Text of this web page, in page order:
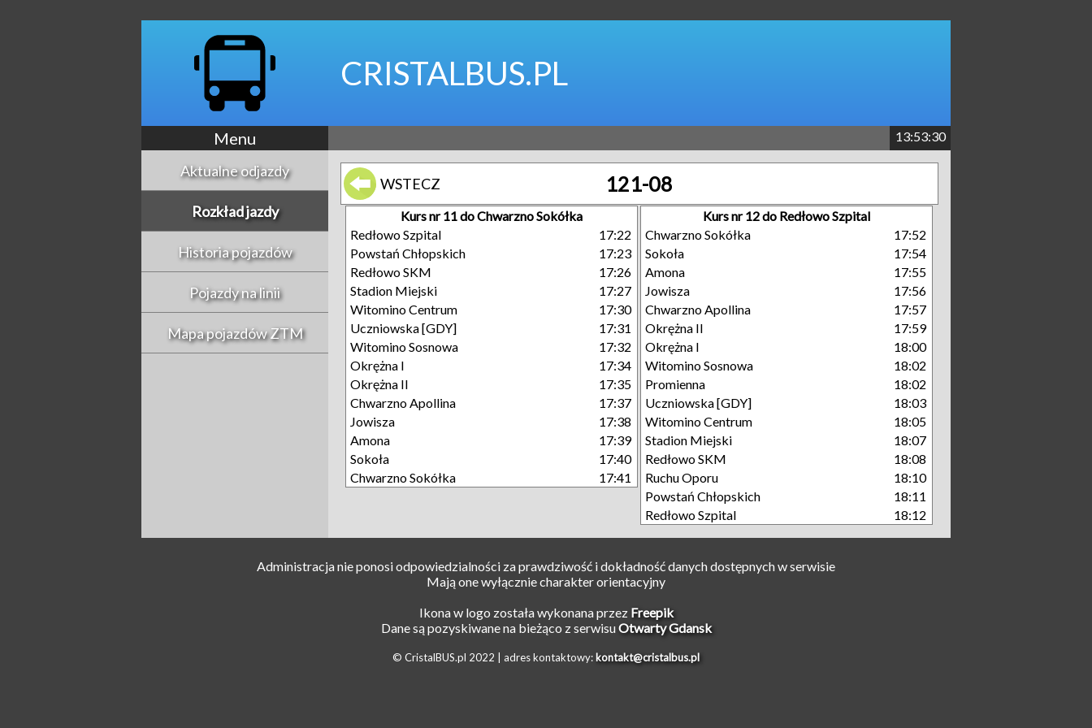
CRISTALBUS.PL
Menu 13:53:30
Aktualne odjazdy
Rozkład jazdy
Historia pojazdów
Pojazdy na linii
Mapa pojazdów ZTM
WSTECZ 121-08
Kurs nr 11 do Chwarzno Sokółka
Redłowo Szpital
17:22
Powstań Chłopskich
17:23
Redłowo SKM
17:26
Stadion Miejski
17:27
Witomino Centrum
17:30
Uczniowska [GDY]
17:31
Witomino Sosnowa
17:32
Okrężna I
17:34
Okrężna II
17:35
Chwarzno Apollina
17:37
Jowisza
17:38
Amona
17:39
Sokoła
17:40
Chwarzno Sokółka
17:41
Kurs nr 12 do Redłowo Szpital
Chwarzno Sokółka
17:52
Sokoła
17:54
Amona
17:55
Jowisza
17:56
Chwarzno Apollina
17:57
Okrężna II
17:59
Okrężna I
18:00
Witomino Sosnowa
18:02
Promienna
18:02
Uczniowska [GDY]
18:03
Witomino Centrum
18:05
Stadion Miejski
18:07
Redłowo SKM
18:08
Ruchu Oporu
18:10
Powstań Chłopskich
18:11
Redłowo Szpital
18:12
Administracja nie ponosi odpowiedzialności za prawdziwość i dokładność danych dostępnych w serwisie
Mają one wyłącznie charakter orientacyjny
Ikona w logo została wykonana przez Freepik
Dane są pozyskiwane na bieżąco z serwisuOtwarty Gdansk
© CristalBUS.pl 2022 | adres kontaktowy: kontakt@cristalbus.pl